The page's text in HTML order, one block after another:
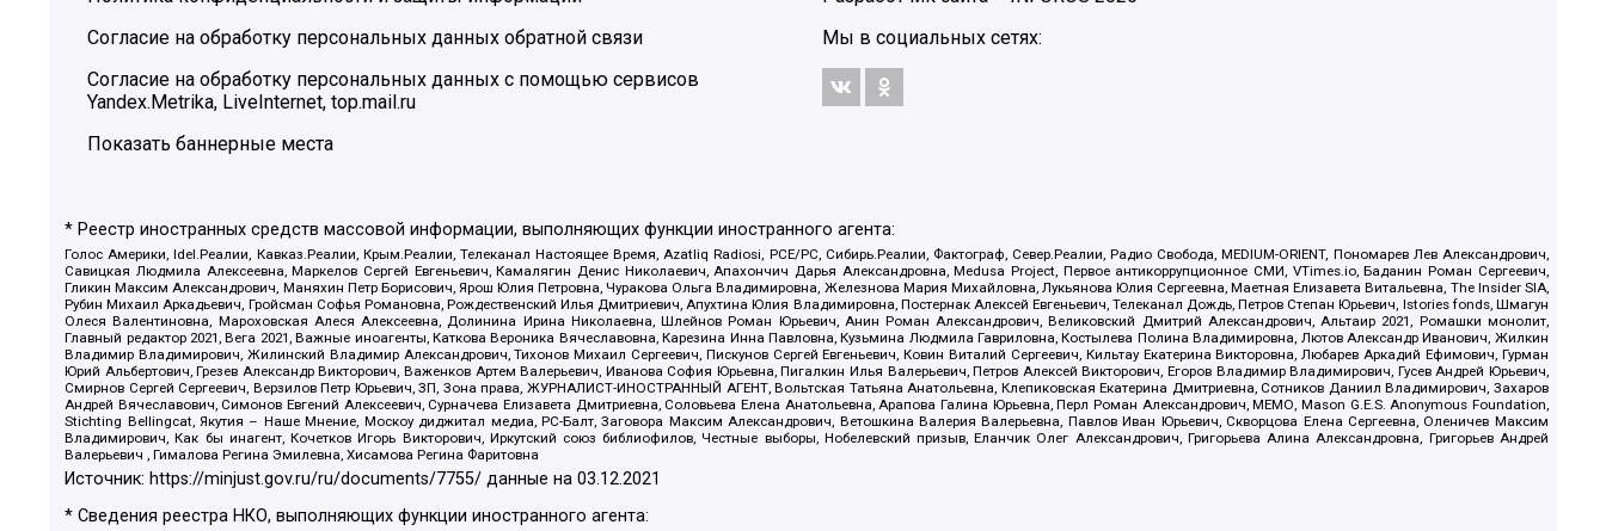
Согласие на обработку персональных данных обратной связи
Согласие на обработку персональных данных с помощью сервисов
Yandex.Metrika, LiveInternet, top.mail.ru
Показать баннерные места
Мы в социальных сетях:
* Реестр иностранных средств массовой информации, выполняющих функции иностранного агента:
Голос Америки, Idel.Реалии, Кавказ.Реалии, Крым.Реалии, Телеканал Настоящее Время, Azatliq Radiosi, PCE/PC, Сибирь.Реалии, Фактограф, Север.Реалии, Радио Свобода, MEDIUM-ORIENT, Пономарев Лев Александрович,
Савицкая Людмила Алексеевна, Маркелов Сергей Евгеньевич, Камалягин Денис Николаевич, Апахончич Дарья Александровна, Medusa Project, Первое антикоррупционное СМИ, VTimes.io, Баданин Роман Сергеевич,
Гликин Максим Александрович, Маняхин Петр Борисович, Ярош Юлия Петровна, Чуракова Ольга Владимировна, Железнова Мария Михайловна, Лукьянова Юлия Сергеевна, Маетная Елизавета Витальевна, The Insider SIA,
Рубин Михаил Аркадьевич, Гройсман Софья Романовна, Рождественский Илья Дмитриевич, Апухтина Юлия Владимировна, Постернак Алексей Евгеньевич, Телеканал Дождь, Петров Степан Юрьевич, Istories fonds, Шмагун
Олеся Валентиновна, Мароховская Алеся Алексеевна, Долинина Ирина Николаевна, Шлейнов Роман Юрьевич, Анин Роман Александрович, Великовский Дмитрий Александрович, Альтаир 2021, Ромашки монолит,
Главный редактор 2021, Вега 2021, Важные иноагенты, Каткова Вероника Вячеславовна, Карезина Инна Павловна, Кузьмина Людмила Гавриловна, Костылева Полина Владимировна, Лютов Александр Иванович, Жилкин
Владимир Владимирович, Жилинский Владимир Александрович, Тихонов Михаил Сергеевич, Пискунов Сергей Евгеньевич, Ковин Виталий Сергеевич, Кильтау Екатерина Викторовна, Любарев Аркадий Ефимович, Гурман
Юрий Альбертович, Грезев Александр Викторович, Важенков Артем Валерьевич, Иванова София Юрьевна, Пигалкин Илья Валерьевич, Петров Алексей Викторович, Егоров Владимир Владимирович, Гусев Андрей Юрьевич,
Смирнов Сергей Сергеевич, Верзилов Петр Юрьевич, ЗП, Зона права, ЖУРНАЛИСТ-ИНОСТРАННЫЙ АГЕНТ, Вольтская Татьяна Анатольевна, Клепиковская Екатерина Дмитриевна, Сотников Даниил Владимирович, Захаров
Андрей Вячеславович, Симонов Евгений Алексеевич, Сурначева Елизавета Дмитриевна, Соловьева Елена Анатольевна, Арапова Галина Юрьевна, Перл Роман Александрович, МЕМО, Mason G.E.S. Anonymous Foundation,
Stichting Bellingcat, Якутия – Наше Мнение, Москоу диджитал медиа, РС-Балт, Заговора Максим Александрович, Ветошкина Валерия Валерьевна, Павлов Иван Юрьевич, Скворцова Елена Сергеевна, Оленичев Максим
Владимирович, Как бы инагент, Кочетков Игорь Викторович, Иркутский союз библиофилов, Честные выборы, Нобелевский призыв, Еланчик Олег Александрович, Григорьева Алина Александровна, Григорьев Андрей
Валерьевич , Гималова Регина Эмилевна, Хисамова Регина Фаритовна
Источник: https://minjust.gov.ru/ru/documents/7755/ данные на03.12.2021
* Сведения реестра НКО, выполняющих функции иностранного агента: